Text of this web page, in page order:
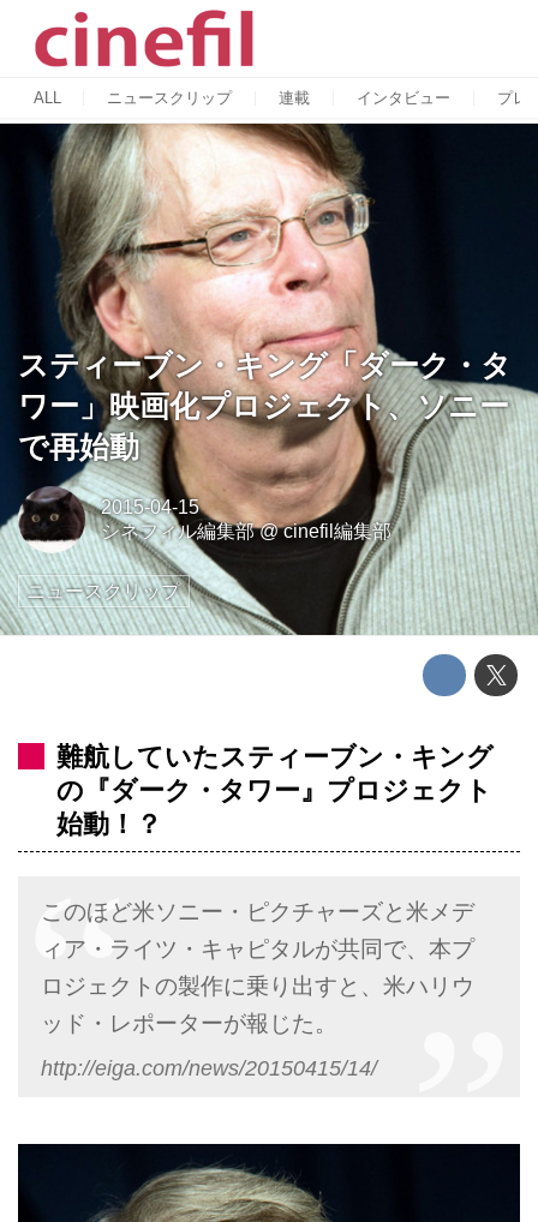
ALL ニュースクリップ 連載 インタビュー プレ
スティーブン・キング「ダーク・タ
ワー」映画化プロジェクト、ソニー
で再始動
2015-04-15
シネフィル編集部@cinefil編集部
ニュースクリップ
難航していたスティーブン・キング
の『ダーク・タワー』プロジェクト
始動！？
このほど米ソニー・ピクチャーズと米メデ
ィア・ライツ・キャピタルが共同で、本プ
ロジェクトの製作に乗り出すと、米ハリウ
ッド・レポーターが報じた。
http://eiga.com/news/20150415/14/